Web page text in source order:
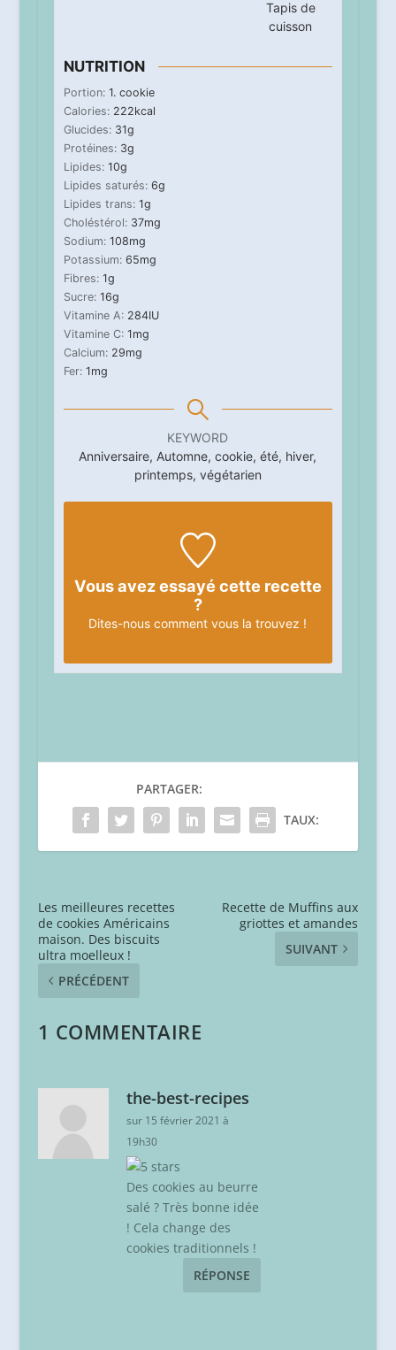
Tapis de
cuisson
NUTRITION
Portion: 1. cookie
Calories: 222kcal
Glucides: 31g
Protéines: 3g
Lipides: 10g
Lipides saturés: 6g
Lipides trans: 1g
Choléstérol: 37mg
Sodium: 108mg
Potassium: 65mg
Fibres: 1g
Sucre: 16g
Vitamine A: 284IU
Vitamine C: 1mg
Calcium: 29mg
Fer: 1mg
KEYWORD
Anniversaire, Automne, cookie, été, hiver,
printemps, végétarien
Vous avez essayé cette recette
?
Dites-nous comment vous la trouvez !
PARTAGER:
TAUX:
Les meilleures recettes
de cookies Américains
maison. Des biscuits
ultra moelleux !
PRÉCÉDENT
Recette de Muffins aux
griottes et amandes
SUIVANT
1 COMMENTAIRE
the-best-recipes
sur 15 février 2021 à
19h30
Des cookies au beurre
salé ? Très bonne idée
! Cela change des
cookies traditionnels !
RÉPONSE